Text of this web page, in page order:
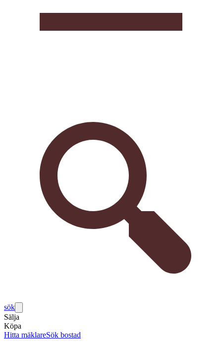
sök
Sälja
Köpa
Hitta mäklareSök bostad